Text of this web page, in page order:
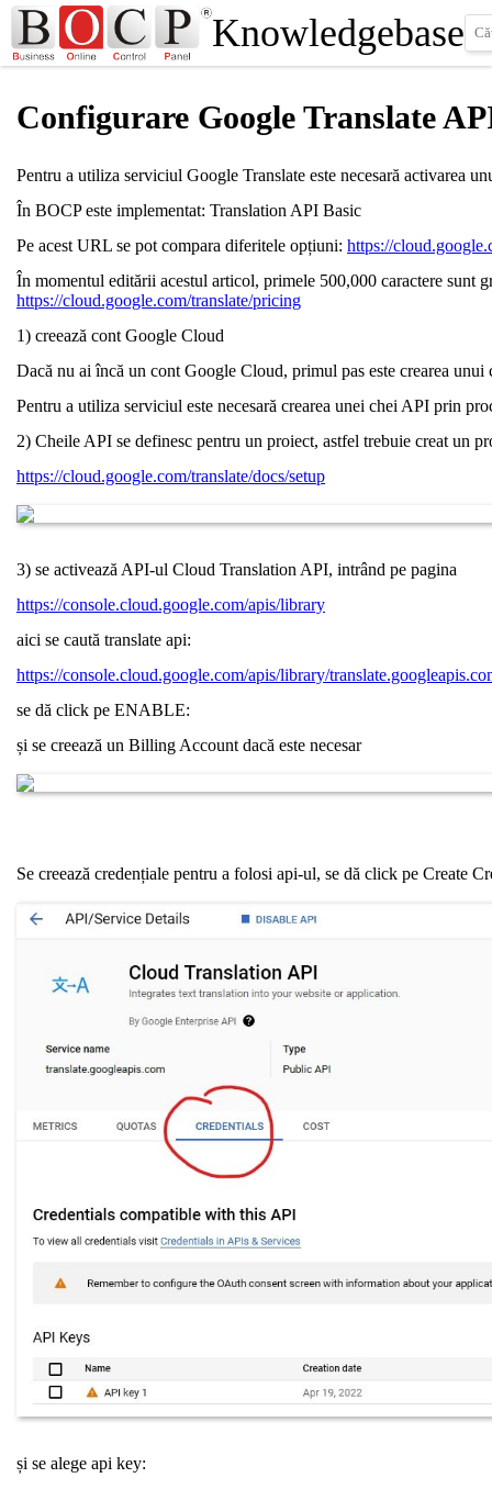
Knowledgebase
Configurare Google Translate
Pentru a utiliza serviciul Google Translate este necesară activarea
În BOCP este implementat: Translation API Basic
Pe acest URL se pot compara diferitele opțiuni: https://
În momentul editării acestul articol, primele 500,000 caractere sunt
https://cloud.google.com/translate/pricing
1) creează cont Google Cloud
Dacă nu ai încă un cont Google Cloud, primul pas este crearea
Pentru a utiliza serviciul este necesară crearea unei chei API prin
2) Cheile API se definesc pentru un proiect, astfel trebuie creat un
https://cloud.google.com/translate/docs/setup
3) se activează API-ul Cloud Translation API, intrând pe pagina
https://console.cloud.google.com/apis/library
aici se caută translate api:
https://console.cloud.google.com/apis/library/
se dă click pe ENABLE:
și se creează un Billing Account dacă este necesar
Se creează credențiale pentru a folosi api-ul, se dă click pe Create
și se alege api key: